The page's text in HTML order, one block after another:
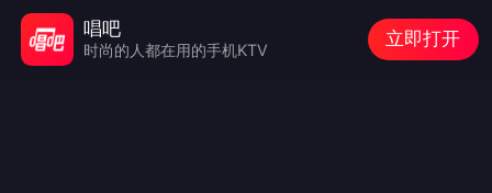
唱吧
时尚的人都在用的手机KTV
立即打开